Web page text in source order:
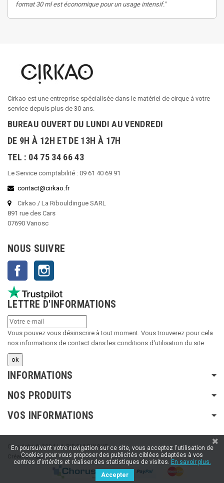
format 30 ml est économique pour un usage intensif."
Cirkao est une entreprise spécialisée dans le matériel de cirque à votre
service depuis plus de 30 ans.
BUREAU OUVERT DU LUNDI AU VENDREDI
DE 9H À 12H ET DE 13H À 17H
TEL : 04 75 34 66 43
Le Service comptabilité : 09 61 40 69 91
contact@cirkao.fr
Cirkao / La Ribouldingue SARL
891 rue des Cars
07690 Vanosc
NOUS SUIVRE
Facebook
LETTRE D'INFORMATIONS
Vous pouvez vous désinscrire à tout moment. Vous trouverez pour cela
nos informations de contact dans les conditions d'utilisation du site.
INFORMATIONS
NOS PRODUITS
VOS INFORMATIONS
Copyright © 2024 LA RIBOULDINGUE
Création :SFI
En poursuivant votre navigation sur ce site, vous acceptez l'utilisation de
Cookies pour vous proposer des publicités ciblées adaptées à vos
centres d'intérêts et réaliser des statistiques de visites. En savoir plus.
Accepter